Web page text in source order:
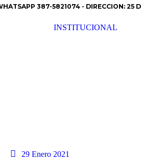
387-5821074 - DIRECCION: 25
INSTITUCIONAL
29 Enero 2021